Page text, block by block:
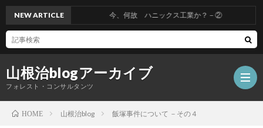
山根治blogアーカイブ
フォレスト・コンサルタンツ
NEW ARTICLE 今、何故 ハニックス工業か？－②
HOME 山根治blog 飯塚事件について －その４